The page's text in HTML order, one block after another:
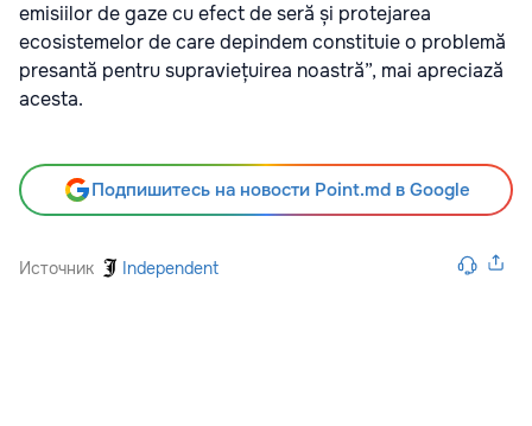
emisiilor de gaze cu efect de seră și protejarea
ecosistemelor de care depindem constituie o problemă
presantă pentru supraviețuirea noastră”, mai apreciază
acesta.
Подпишитесь на новости Point.md в Google
Источник Independent